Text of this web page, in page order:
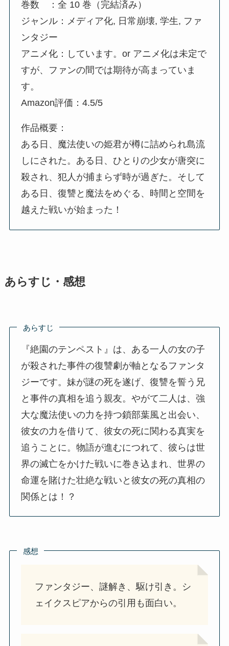
巻数 ：全 10 巻（完結済み）
ジャンル：メディア化, 日常崩壊, 学生, ファ
ンタジー
アニメ化：しています。or アニメ化は未定で
すが、ファンの間では期待が高まっていま
す。
Amazon評価：4.5/5
作品概要：
ある日、魔法使いの姫君が樽に詰められ島流
しにされた。ある日、ひとりの少女が唐突に
殺され、犯人が捕まらず時が過ぎた。そして
ある日、復讐と魔法をめぐる、時間と空間を
越えた戦いが始まった！
あらすじ・感想
あらすじ
『絶園のテンペスト』は、ある一人の女の子
が殺された事件の復讐劇が軸となるファンタ
ジーです。妹が謎の死を遂げ、復讐を誓う兄
と事件の真相を追う親友。やがて二人は、強
大な魔法使いの力を持つ鎖部葉風と出会い、
彼女の力を借りて、彼女の死に関わる真実を
追うことに。物語が進むにつれて、彼らは世
界の滅亡をかけた戦いに巻き込まれ、世界の
命運を賭けた壮絶な戦いと彼女の死の真相の
関係とは！？
感想
ファンタジー、謎解き、駆け引き。シ
ェイクスピアからの引用も面白い。